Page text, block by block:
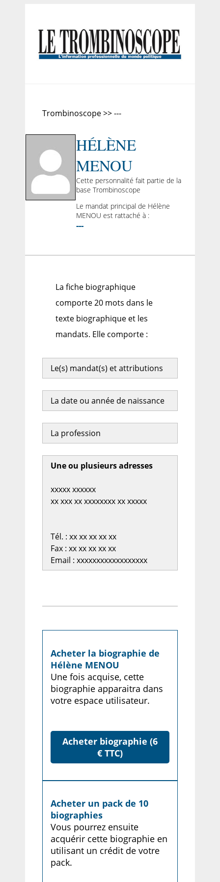
Trombinoscope >> ---
HÉLÈNE
MENOU
Cette personnalité fait partie de la
base Trombinoscope
Le mandat principal de Hélène
MENOU est rattaché à :
---
La fiche biographique
comporte 20 mots dans le
texte biographique et les
mandats. Elle comporte :
Le(s) mandat(s) et attributions
La date ou année de naissance
La profession
Une ou plusieurs adresses
xxxxx xxxxxx
xx xxx xx xxxxxxxx xx xxxxx
Tél. : xx xx xx xx xx
Fax : xx xx xx xx xx
Email : xxxxxxxxxxxxxxxxxx
Acheter la biographie de
Hélène MENOU
Une fois acquise, cette
biographie apparaitra dans
votre espace utilisateur.
Acheter biographie (6
€ TTC)
Acheter un pack de 10
biographies
Vous pourrez ensuite
acquérir cette biographie en
utilisant un crédit de votre
pack.